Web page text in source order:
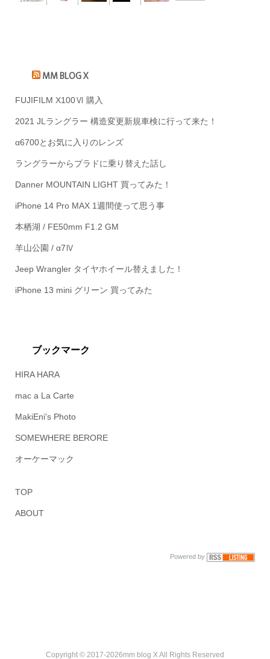
MM BLOG X
FUJIFILM X100Ⅵ 購入
2021 JLラングラー 構造変更新規車検に行って来た！
α6700とお気に入りのレンズ
ラングラーからプラドに乗り替えた話し
Danner MOUNTAIN LIGHT 買ってみた！
iPhone 14 Pro MAX 1週間使って思う事
本栖湖 / FE50mm F1.2 GM
羊山公園 / α7Ⅳ
Jeep Wrangler タイヤホイール替えました！
iPhone 13 mini グリーン 買ってみた
ブックマーク
HIRA HARA
mac a La Carte
MakiEni's Photo
SOMEWHERE BERORE
オーケーマック
TOP
ABOUT
Powered by
Copyright © 2017-2026mm blog X All Rights Reserved